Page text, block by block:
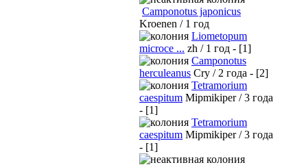
Camponotus japonicus
Kroenen / 1 год
Liometopum
microce ... zh / 1 год - [1]
Camponotus
herculeanus Cry / 2 года - [2]
Tetramorium
caespitum Mipmikiper / 3 года
- [1]
Tetramorium
caespitum Mipmikiper / 3 года
- [1]